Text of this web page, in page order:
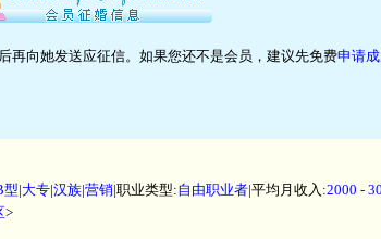
再向她发送应征信。如果您还不是会员，建议先免费申请
型|大专|汉族|营销|职业类型:自由职业者|平均月收入:2000 -
>